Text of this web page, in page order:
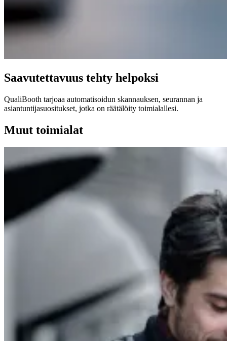
Saavutettavuus tehty helpoksi
QualiBooth tarjoaa automatisoidun skannauksen, seurannan ja
asiantuntijasuositukset, jotka on räätälöity toimialallesi.
Muut toimialat